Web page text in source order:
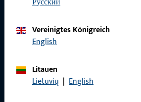
Rufen Sie uns an
Vereinigtes Königreich
English
Litauen
Lietuvių | English